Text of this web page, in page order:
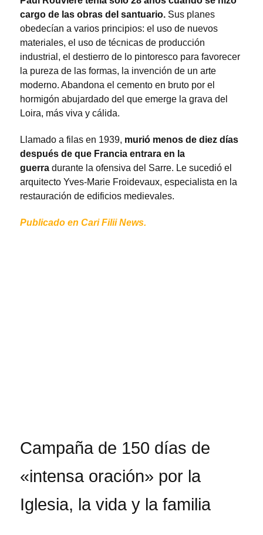
cargo de las obras del santuario. Sus planes
obedecían a varios principios: el uso de nuevos
materiales, el uso de técnicas de producción
industrial, el destierro de lo pintoresco para favorecer
la pureza de las formas, la invención de un arte
moderno. Abandona el cemento en bruto por el
hormigón abujardado del que emerge la grava del
Loira, más viva y cálida.
Llamado a filas en 1939, murió menos de diez días
después de que Francia entrara en la
guerra durante la ofensiva del Sarre. Le sucedió el
arquitecto Yves-Marie Froidevaux, especialista en la
restauración de edificios medievales.
Publicado en Cari Filii News.
Campaña de 150 días de
«intensa oración» por la
Iglesia, la vida y la familia